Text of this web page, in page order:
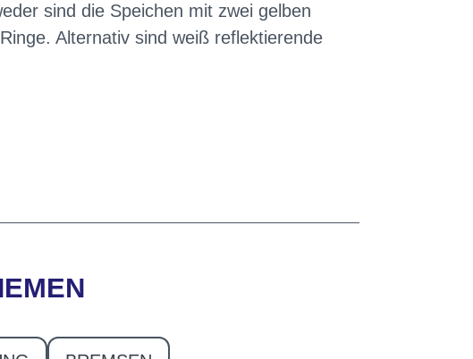
sind die Speichen mit zwei gelben
Alternativ sind weiß reflektierende